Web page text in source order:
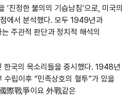
‘진정한 불의의 기습남침’으로, 미국의
에서 분석했다. 모두 1949년과
주관적 판단과 정치적 해석의
한국의 목소리들을 중시했다. 1948년
립이후 “민족상호의 혈투”가 있을
際戰爭이요 外戰같은